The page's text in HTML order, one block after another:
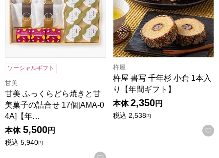
ソーシャルギフト
甘美
甘美 ふっくらどら焼きと甘
美菓子の詰合せ 17個[AMA-0
4A]【年…
本体 5,500円
税込 5,940円
杵屋
杵屋 書写 千年杉 小倉 1本入
り【年間ギフト】
本体 2,350円
税込 2,538円